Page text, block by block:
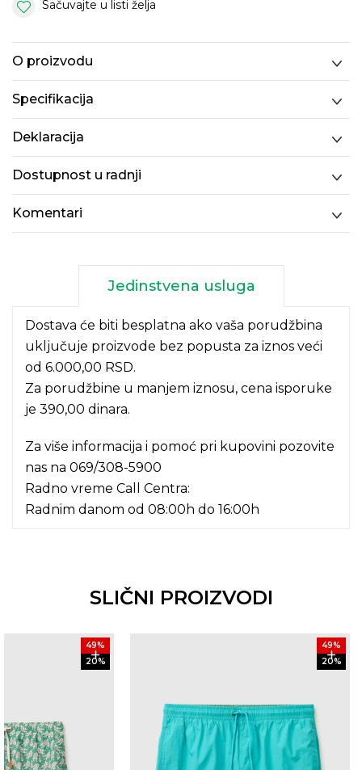
Sačuvajte u listi želja
O proizvodu
Specifikacija
Deklaracija
Dostupnost u radnji
Komentari
Jedinstvena usluga
Dostava će biti besplatna ako vaša porudžbina
uključuje proizvode bez popusta za iznos veći
od 6.000,00 RSD.
Za porudžbine u manjem iznosu, cena isporuke
je 390,00 dinara.
Za više informacija i pomoć pri kupovini pozovite
nas na 069/308-5900
Radno vreme Call Centra:
Radnim danom od 08:00h do 16:00h
SLIČNI PROIZVODI
49%
20%
49%
20%